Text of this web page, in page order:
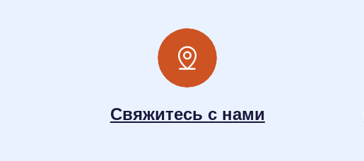
Свяжитесь с нами